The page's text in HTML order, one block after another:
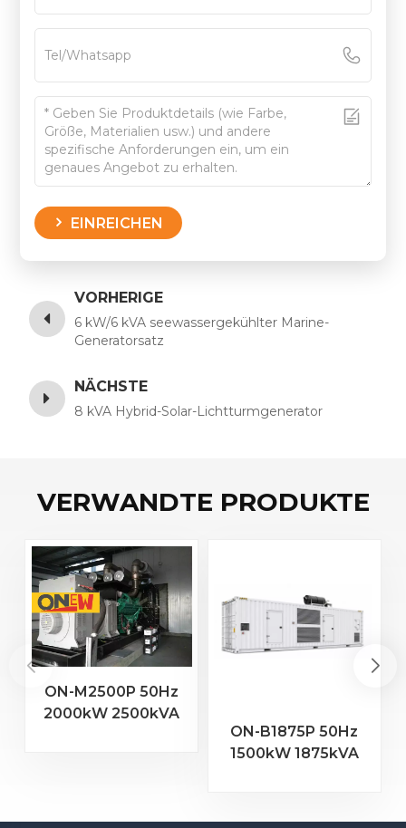
EINREICHEN
VORHERIGE
6 kW/6 kVA seewassergekühlter Marine-
Generatorsatz
NÄCHSTE
8 kVA Hybrid-Solar-Lichtturmgenerator
VERWANDTE PRODUKTE
ON-M2500P 50Hz
2000kW 2500kVA
ON-B1875P 50Hz
1500kW 1875kVA
Dieselgenerator